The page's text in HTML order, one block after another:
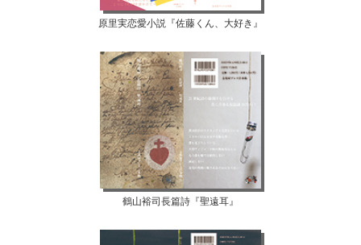
原里実恋愛小説『佐藤くん、大好き』
鶴山裕司長篇詩『聖遠耳』